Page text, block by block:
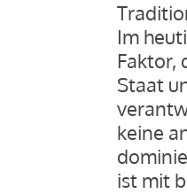
Im
Faktor,
Staat
keine
ist mit